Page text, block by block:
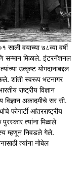
वयाच्या ७८व्या वर्षी
सन्मान मिळाले. इंटरनॅशनल
उत्कृष्ट योगदानाबद्दल
केले. शांती स्वरूप भटनागर
राष्ट्रीय विज्ञान
विज्ञान अकादमीचे सर सी.
फोगार्टी आंतरराष्ट्रीय
त्यांना मिळाले
म्हणून निवडले गेले.
त्यांना नोबेल